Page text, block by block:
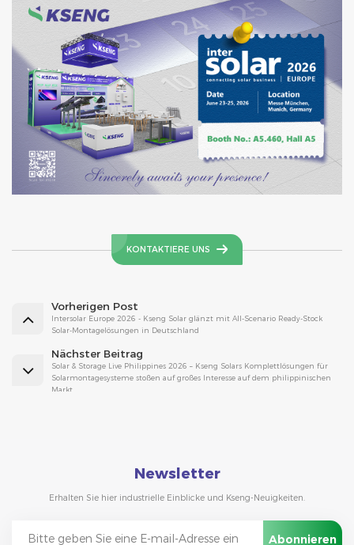
KONTAKTIERE UNS
Vorherigen Post
Intersolar Europe 2026 - Kseng Solar glänzt mit All-Scenario Ready-Stock
Solar-Montagelösungen in Deutschland
Nächster Beitrag
Solar & Storage Live Philippines 2026 – Kseng Solars Komplettlösungen für
Solarmontagesysteme stoßen auf großes Interesse auf dem philippinischen
Markt
Newsletter
Erhalten Sie hier industrielle Einblicke und Kseng-Neuigkeiten.